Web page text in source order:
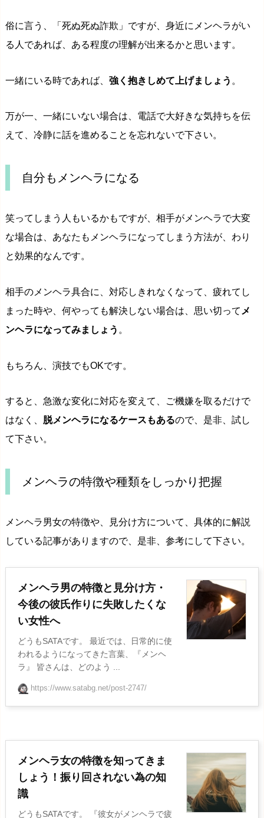
俗に言う、「死ぬ死ぬ詐欺」ですが、身近にメンヘラがい
る人であれば、ある程度の理解が出来るかと思います。
一緒にいる時であれば、 強く抱きしめて上げましょう 。
万が一、一緒にいない場合は、電話で大好きな気持ちを伝
えて、冷静に話を進めることを忘れないで下さい。
自分もメンヘラになる
笑ってしまう人もいるかもですが、相手がメンヘラで大変
な場合は、あなたもメンヘラになってしまう方法が、わり
と効果的なんです。
相手のメンヘラ具合に、対応しきれなくなって、疲れてし
まった時や、何やっても解決しない場合は、思い切って メ
ンヘラになってみましょう 。
もちろん、演技でもOKです。
すると、急激な変化に対応を変えて、ご機嫌を取るだけで
はなく、 脱メンヘラになるケースもあるので、是非、試し
て下さい。
メンヘラの特徴や種類をしっかり把握
メンヘラ男女の特徴や、見分け方について、具体的に解説
している記事がありますので、是非、参考にして下さい。
メンヘラ男の特徴と見分け方・
今後の彼氏作りに失敗したくな
い女性へ
どうもSATAです。 最近では、日常的に使
われるようになってきた言葉、『メンヘ
ラ』 皆さんは、どのよう ...
https://www.satabg.net/post-2747/
メンヘラ女の特徴を知ってきま
しょう！振り回されない為の知
識
どうもSATAです。 『彼女がメンヘラで疲